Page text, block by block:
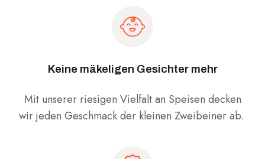
Keine mäkeligen Gesichter mehr
Mit unserer riesigen Vielfalt an Speisen decken
wir jeden Geschmack der kleinen Zweibeiner ab.